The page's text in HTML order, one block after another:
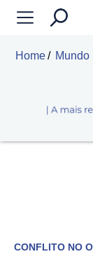
Home Mundo
CONFLITO NO